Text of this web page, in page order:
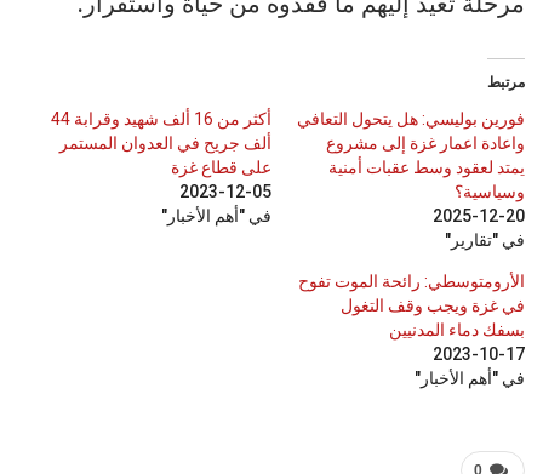
مرتبط
فورين بوليسي: هل يتحول التعافي
واعادة اعمار غزة إلى مشروع
يمتد لعقود وسط عقبات أمنية
وسياسية؟
2025-12-20
في "تقارير"
أكثر من 16 ألف شهيد وقرابة 44
ألف جريح في العدوان المستمر
على قطاع غزة
2023-12-05
في "أهم الأخبار"
الأرومتوسطي: رائحة الموت تفوح
في غزة ويجب وقف التغول
بسفك دماء المدنيين
2023-10-17
في "أهم الأخبار"
0